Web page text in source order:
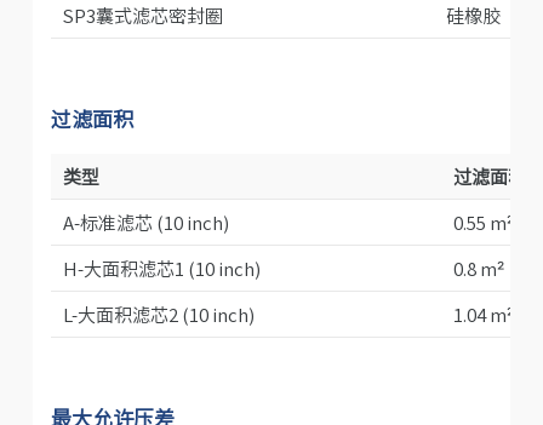
SP3囊式滤芯密封圈
硅橡胶
过滤面积
类型
过滤面积
A-标准滤芯 (10 inch)
0.55 m²
H-大面积滤芯1 (10 inch)
0.8 m²
L-大面积滤芯2 (10 inch)
1.04 m²
最大允许压差